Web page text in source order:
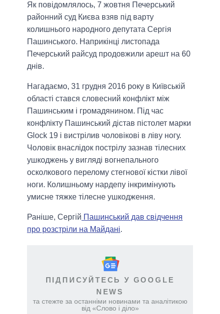
Як повідомлялось, 7 жовтня Печерський
районний суд Києва взяв під варту
колишнього народного депутата Сергія
Пашинського. Наприкінці листопада
Печерський райсуд продовжили арешт на 60
днів.
Нагадаємо, 31 грудня 2016 року в Київській
області стався словесний конфлікт між
Пашинським і громадянином. Під час
конфлікту Пашинський дістав пістолет марки
Glock 19 і вистрілив чоловікові в ліву ногу.
Чоловік внаслідок пострілу зазнав тілесних
ушкоджень у вигляді вогнепального
осколкового перелому стегнової кістки лівої
ноги. Колишньому нардепу інкримінують
умисне тяжке тілесне ушкодження.
Раніше, Сергій Пашинський дав свідчення
про розстріли на Майдані.
ПІДПИСУЙТЕСЬ У GOOGLE
NEWS
та стежте за останніми новинами та аналітикою
від «Слово і діло»